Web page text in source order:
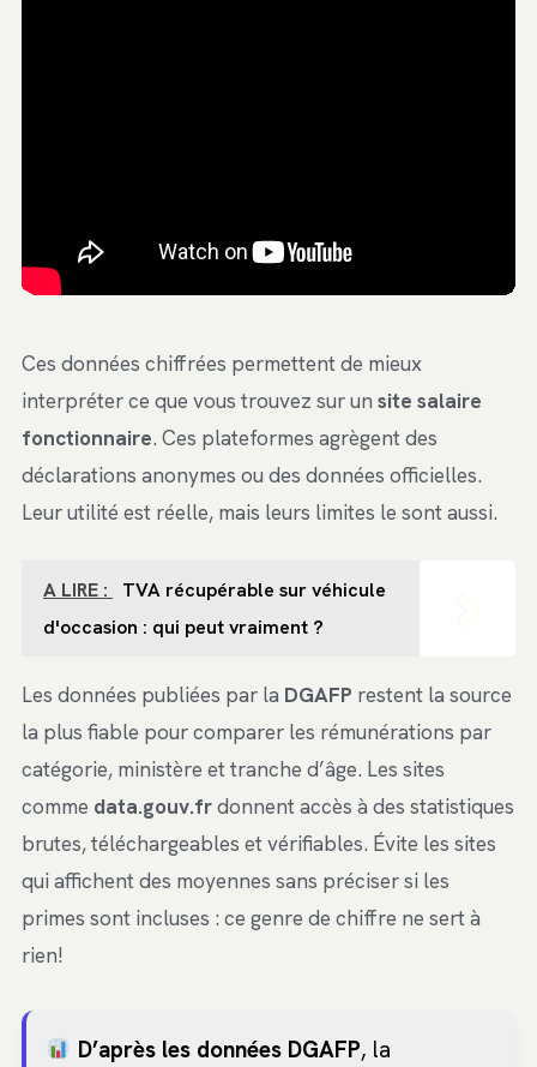
Ces données chiffrées permettent de mieux
interpréter ce que vous trouvez sur un site salaire
fonctionnaire. Ces plateformes agrègent des
déclarations anonymes ou des données officielles.
Leur utilité est réelle, mais leurs limites le sont aussi.
A LIRE :
TVA récupérable sur véhicule
d'occasion : qui peut vraiment ?
Les données publiées par la DGAFP restent la source
la plus fiable pour comparer les rémunérations par
catégorie, ministère et tranche d’âge. Les sites
comme data.gouv.frdonnent accès à des statistiques
brutes, téléchargeables et vérifiables. Évite les sites
qui affichent des moyennes sans préciser si les
primes sont incluses : ce genre de chiffre ne sert à
rien!
D’après les données DGAFP, la